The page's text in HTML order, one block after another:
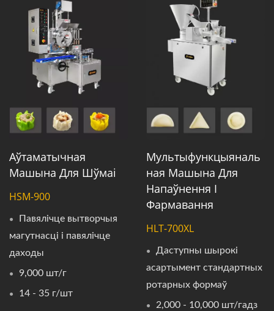
Аўтаматычная
Машына Для Шўмаі
HSM-900
Павялічце вытворчыя
магутнасці і павялічце
даходы
9,000 шт/г
14 - 35 г/шт
Мультыфункцыяналь
Ная Машына Для
Напаўнення І
Фармавання
HLT-700XL
Даступны шырокі
асартымент стандартных
ротарных формаў
2,000 - 10,000 шт/гадз